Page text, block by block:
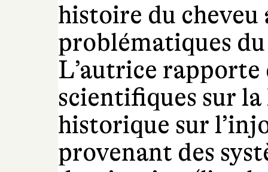
histoire du cheveu
problématiques
L’autrice rapporte
scientifiques sur
historique sur
provenant des